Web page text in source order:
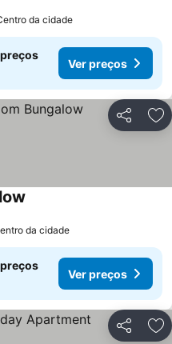
da cidade
Ver preços
Partilhar
da cidade
Ver preços
Partilhar